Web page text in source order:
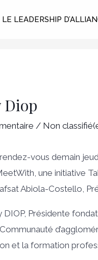
LE LEADERSHIP
Diop
/ Non
vous demain
une initiative
Abiola-Costello,
DIOP, Présidente
et la formation